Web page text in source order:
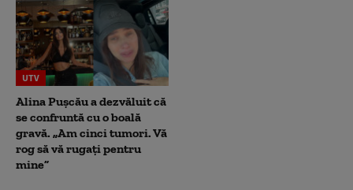
UTV
Alina Pușcău a dezvăluit că
se confruntă cu o boală
gravă. „Am cinci tumori. Vă
rog să vă rugați pentru
mine”